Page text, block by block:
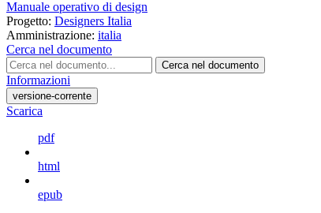
Manuale operativo di design
Progetto: Designers Italia
Amministrazione: italia
Cerca nel documento
Cerca nel documento
Informazioni
versione-corrente
Scarica
pdf
html
epub